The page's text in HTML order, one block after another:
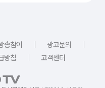
송참여 ｜ 광고문의
｜
방침 ｜ 고객센터